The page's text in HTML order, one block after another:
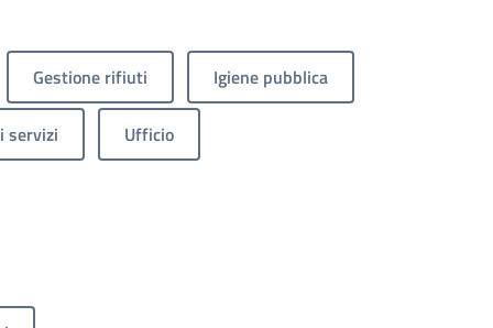
Gestione rifiuti Igiene pubblica
servizi Ufficio